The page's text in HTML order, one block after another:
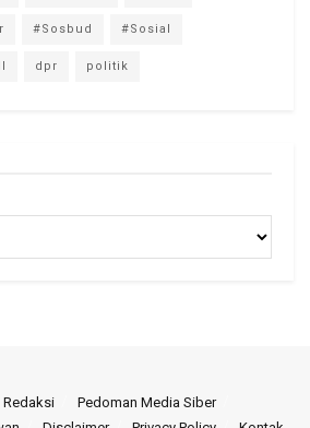
#Sosbud #Sosial
dpr politik
Redaksi
Pedoman Media Siber